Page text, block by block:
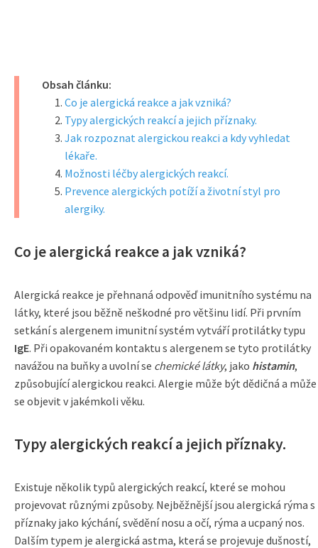
Obsah článku:
Co je alergická reakce a jak vzniká?
Typy alergických reakcí a jejich příznaky.
Jak rozpoznat alergickou reakci a kdy vyhledat
lékaře.
Možnosti léčby alergických reakcí.
Prevence alergických potíží a životní styl pro
alergiky.
Co je alergická reakce a jak vzniká?
Alergická reakce je přehnaná odpověď imunitního systému na
látky, které jsou běžně neškodné pro většinu lidí. Při prvním
setkání s alergenem imunitní systém vytváří protilátky typu
IgE. Při opakovaném kontaktu s alergenem se tyto protilátky
navážou na buňky a uvolní se chemické látky, jako histamin,
způsobující alergickou reakci. Alergie může být dědičná a může
se objevit v jakémkoli věku.
Typy alergických reakcí a jejich příznaky.
Existuje několik typů alergických reakcí, které se mohou
projevovat různými způsoby. Nejběžnější jsou alergická rýma s
příznaky jako kýchání, svědění nosu a očí, rýma a ucpaný nos.
Dalším typem je alergická astma, která se projevuje dušností,